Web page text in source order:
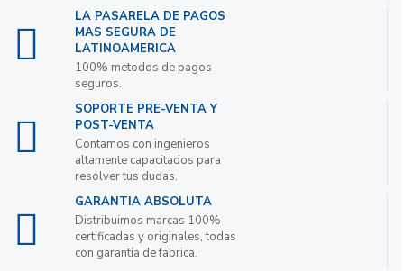
LA PASARELA DE PAGOS
MAS SEGURA DE
LATINOAMERICA
100% metodos de pagos
seguros.
SOPORTE PRE-VENTA Y
POST-VENTA
Contamos con ingenieros
altamente capacitados para
resolver tus dudas.
GARANTIA ABSOLUTA
Distribuimos marcas 100%
certificadas y originales, todas
con garantía de fabrica.